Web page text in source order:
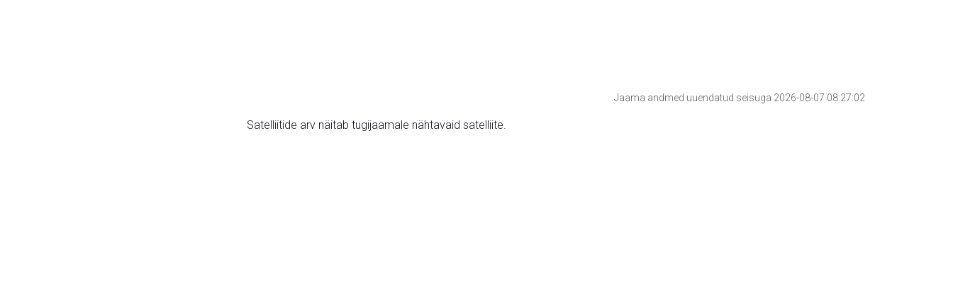
Jaama andmed uuendatud seisuga 2026-08-07 08:27:02
Satelliitide arv näitab tugijaamale nähtavaid satelliite.